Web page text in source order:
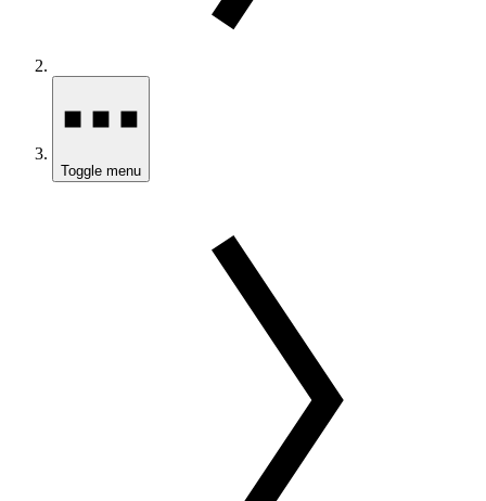
Toggle menu